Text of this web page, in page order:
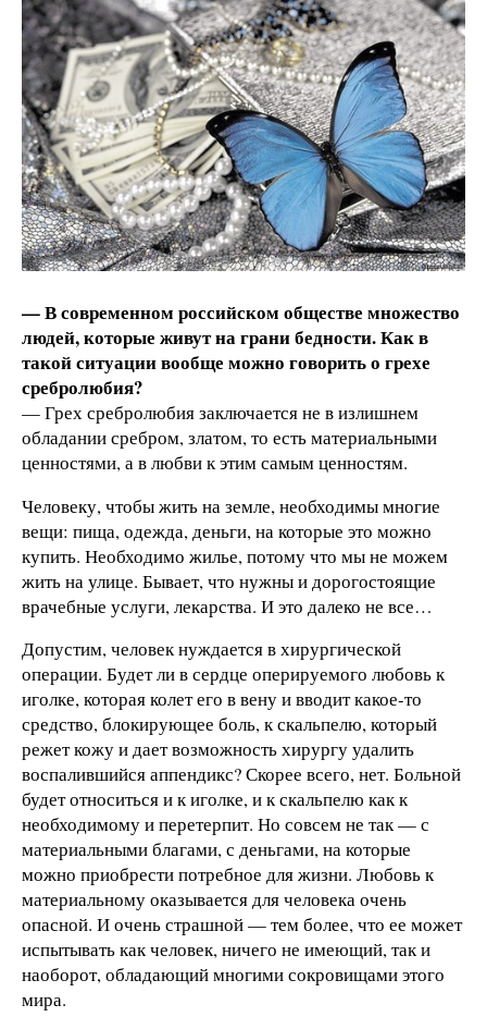
— В современном российском обществе множество
людей, которые живут на грани бедности. Как в
такой ситуации вообще можно говорить о грехе
сребролюбия?
— Грех сребролюбия заключается не в излишнем
обладании сребром, златом, то есть материальными
ценностями, а в любви к этим самым ценностям.
Человеку, чтобы жить на земле, необходимы многие
вещи: пища, одежда, деньги, на которые это можно
купить. Необходимо жилье, потому что мы не можем
жить на улице. Бывает, что нужны и дорогостоящие
врачебные услуги, лекарства. И это далеко не все…
Допустим, человек нуждается в хирургической
операции. Будет ли в сердце оперируемого любовь к
иголке, которая колет его в вену и вводит какое-то
средство, блокирующее боль, к скальпелю, который
режет кожу и дает возможность хирургу удалить
воспалившийся аппендикс? Скорее всего, нет. Больной
будет относиться и к иголке, и к скальпелю как к
необходимому и перетерпит. Но совсем не так — с
материальными благами, с деньгами, на которые
можно приобрести потребное для жизни. Любовь к
материальному оказывается для человека очень
опасной. И очень страшной — тем более, что ее может
испытывать как человек, ничего не имеющий, так и
наоборот, обладающий многими сокровищами этого
мира.